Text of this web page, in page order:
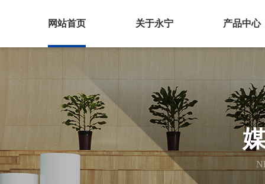
网站首页 关于永宁 产品中心